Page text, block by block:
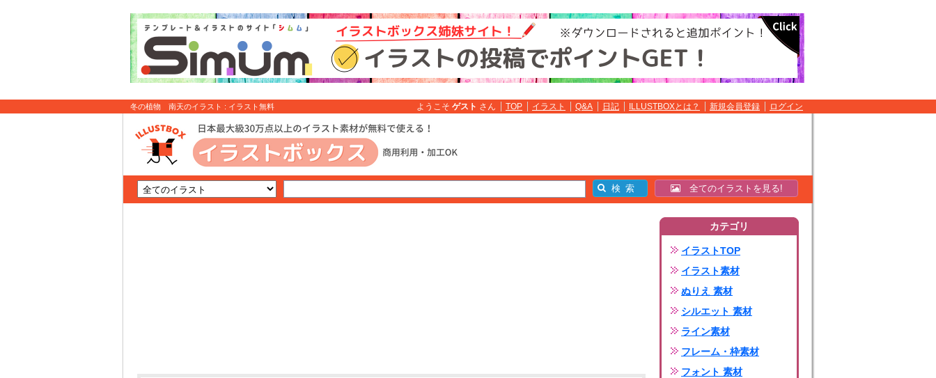
冬の植物 南天のイラスト : イラスト無料 ようこそ ゲスト さん TOP イラスト Q&A 日記 ILLUSTBOXとは？ 新規会員登録 ログイン
全てのイラストを見る!
カテゴリ
イラストTOP
イラスト素材
ぬりえ 素材
シルエット 素材
ライン素材
フレーム・枠素材
フォント 素材